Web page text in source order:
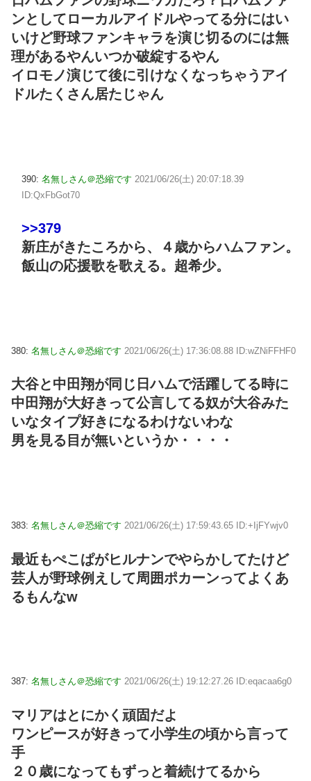
ンとしてローカルアイドルやってる分にはい
いけど野球ファンキャラを演じ切るのには無
理があるやんいつか破綻するやん
イロモノ演じて後に引けなくなっちゃうアイ
ドルたくさん居たじゃん
390: 名無しさん＠恐縮です 2021/06/26(土) 20:07:18.39
ID:QxFbGot70
>>379
新庄がきたころから、４歳からハムファン。
飯山の応援歌を歌える。超希少。
380: 名無しさん＠恐縮です 2021/06/26(土) 17:36:08.88 ID:wZNiFFHF0
大谷と中田翔が同じ日ハムで活躍してる時に
中田翔が大好きって公言してる奴が大谷みた
いなタイプ好きになるわけないわな
男を見る目が無いというか・・・・
383: 名無しさん＠恐縮です 2021/06/26(土) 17:59:43.65 ID:+IjFYwjv0
最近もぺこぱがヒルナンでやらかしてたけど
芸人が野球例えして周囲ポカーンってよくあ
るもんなw
387: 名無しさん＠恐縮です 2021/06/26(土) 19:12:27.26 ID:eqacaa6g0
マリアはとにかく頑固だよ
ワンピースが好きって小学生の頃から言って
手
２０歳になってもずっと着続けてるから